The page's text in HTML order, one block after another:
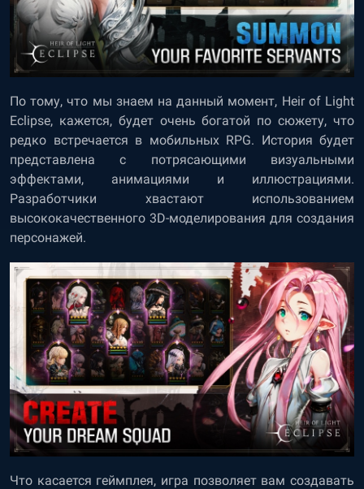
По тому, что мы знаем на данный момент, Heir of Light
Eclipse, кажется, будет очень богатой по сюжету, что
редко встречается в мобильных RPG. История будет
представлена с потрясающими визуальными
эффектами, анимациями и иллюстрациями.
Разработчики хвастают использованием
высококачественного 3D-моделирования для создания
персонажей.
Что касается геймплея, игра позволяет вам создавать